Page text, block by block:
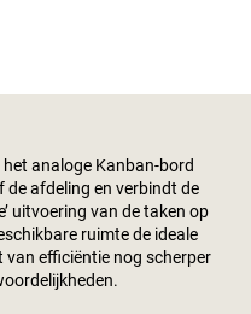
analoge Kanban-bord
de afdeling en verbindt de
uitvoering van de taken op
ruimte de ideale
efficiëntie nog scherper